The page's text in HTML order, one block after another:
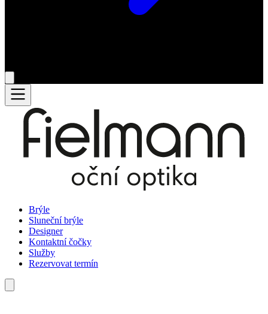
Brýle
Sluneční brýle
Designer
Kontaktní čočky
Služby
Rezervovat termín